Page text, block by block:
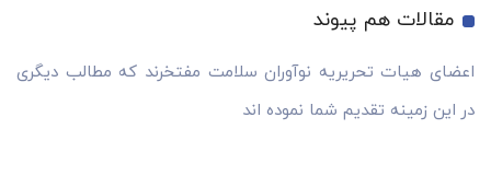
مقالات هم پیوند
اعضای هیات تحریریه نوآوران سلامت مفتخرند که مطالب دیگری
در این زمینه تقدیم شما نموده اند